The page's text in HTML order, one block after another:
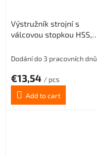
Výstružník strojní s
válcovou stopkou HSS,
Dodání do 3 pracovních dnů
€13,54 / pcs
Add to cart